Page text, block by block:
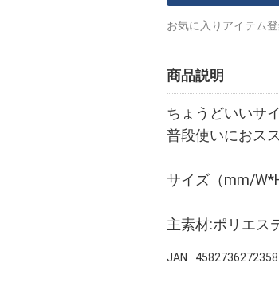
お気に入りアイテム登
商品説明
ちょうどいいサ
普段使いにおスス
サイズ（mm/
主素材:ポリエス
JAN 4582736272358